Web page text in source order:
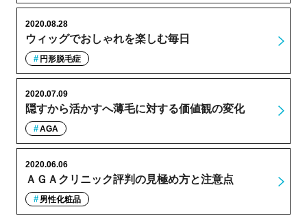
ウィッグでおしゃれを楽しむ毎日
2020.08.28
円形脱毛症
隠すから活かすへ薄毛に対する価値観の変化
2020.07.09
AGA
ＡＧＡクリニック評判の見極め方と注意点
2020.06.06
男性化粧品